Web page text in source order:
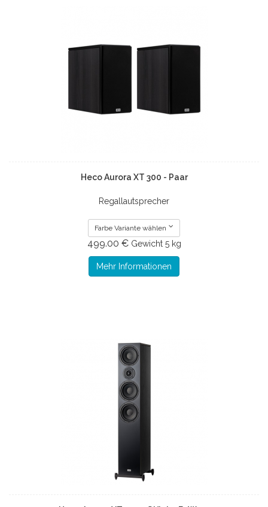
Heco Aurora XT 300 - Paar
Regallautsprecher
Farbe Variante wählen
499.00 € Gewicht 5 kg
Mehr Informationen